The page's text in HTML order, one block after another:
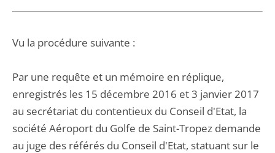
Vu la procédure suivante :
Par une requête et un mémoire en réplique,
enregistrés les 15 décembre 2016 et 3 janvier 2017
au secrétariat du contentieux du Conseil d'Etat, la
société Aéroport du Golfe de Saint-Tropez demande
au juge des référés du Conseil d'Etat, statuant sur le